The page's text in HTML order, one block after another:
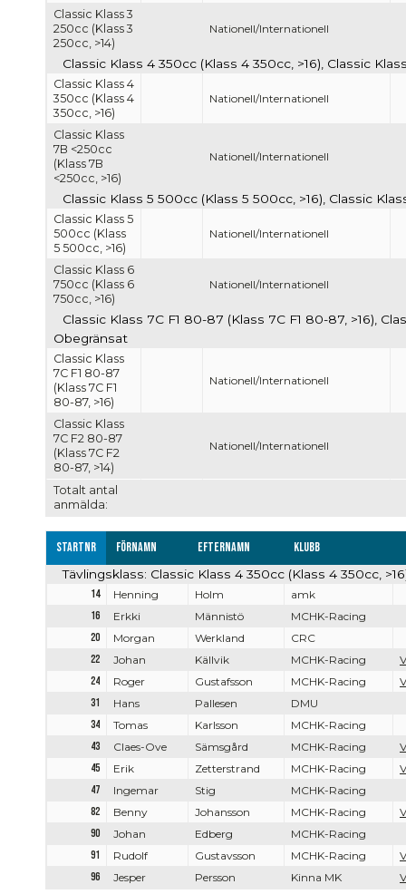
Totalt antal
anmälda:
Classic Klass 3
250cc (Klass 3
250cc, >14)
Nationell/Internationell
Classic Klass 4 350cc (Klass 4 350cc, >16), Classic
Classic Klass 4
350cc (Klass 4
350cc, >16)
Nationell/Internationell
Classic Klass
7B <250cc
(Klass 7B
<250cc, >16)
Nationell/Internationell
Classic Klass 5 500cc (Klass 5 500cc, >16), Classic
Classic Klass 5
500cc (Klass
5 500cc, >16)
Nationell/Internationell
Classic Klass 6
750cc (Klass 6
750cc, >16)
Nationell/Internationell
Classic Klass 7C F1 80-87 (Klass 7C F1 80-87, >16),
Obegränsat
Classic Klass
7C F1 80-87
(Klass 7C F1
80-87, >16)
Nationell/Internationell
Classic Klass
7C F2 80-87
(Klass 7C F2
80-87, >14)
Nationell/Internationell
Startnr Förnamn Efternamn Klubb
Tävlingsklass: Classic Klass 4 350cc (Klass 4 350cc,
14 Henning Holm
amk
16
Erkki Männistö
MCHK-Racing
20
Morgan Werkland
CRC
22
Johan Källvik MCHK-Racing
24
Roger Gustafsson MCHK-Racing
31
Hans Pallesen
DMU
34
Tomas Karlsson
MCHK-Racing
43
Claes-Ove Sämsgård MCHK-Racing
45
Erik Zetterstrand MCHK-Racing
47
Ingemar Stig
MCHK-Racing
82
Benny Johansson MCHK-Racing
90
Johan Edberg
MCHK-Racing
91
Rudolf Gustavsson MCHK-Racing
96
Jesper Persson Kinna MK